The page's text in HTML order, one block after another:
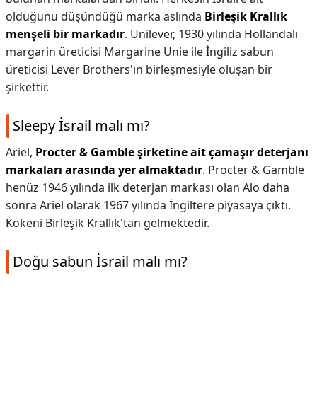
olduğunu düşündüğü marka aslında Birleşik Krallık
menşeli bir markadır. Unilever, 1930 yılında Hollandalı
margarin üreticisi Margarine Unie ile İngiliz sabun
üreticisi Lever Brothers'ın birleşmesiyle oluşan bir
şirkettir.
Sleepy İsrail malı mı?
Ariel, Procter & Gamble şirketine ait çamaşır deterjanı
markaları arasında yer almaktadır. Procter & Gamble
henüz 1946 yılında ilk deterjan markası olan Alo daha
sonra Ariel olarak 1967 yılında İngiltere piyasaya çıktı.
Kökeni Birleşik Krallık'tan gelmektedir.
Doğu sabun İsrail malı mı?